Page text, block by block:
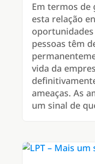
Em termos de
esta relação
pessoas têm
vida da
ameaças. As
um sinal de